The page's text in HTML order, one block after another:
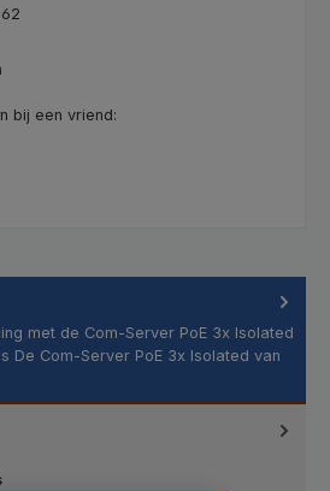
bij een vriend:
met de Com-Server PoE 3x Isolated
De Com-Server PoE 3x Isolated van